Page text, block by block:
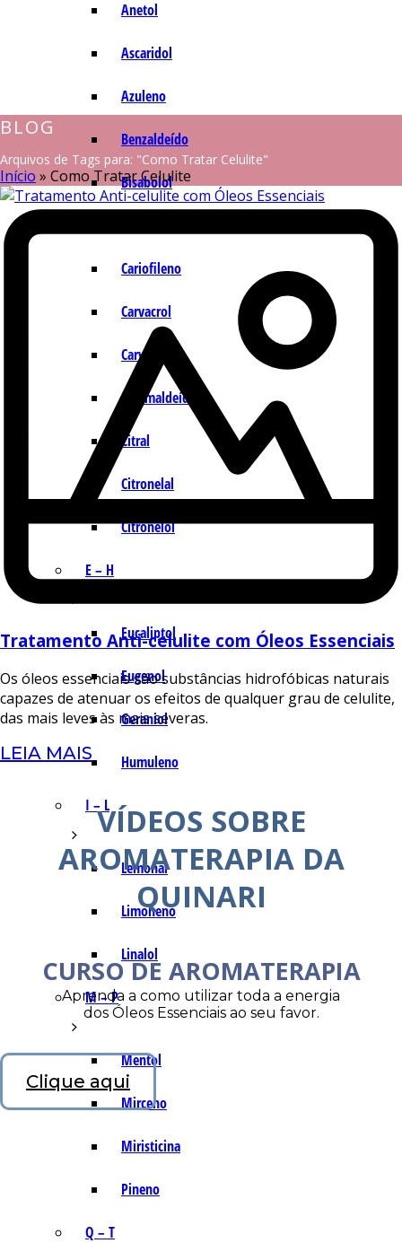
Anetol
Ascaridol
Azuleno
Benzaldeído
Bisabolol
Cariofileno
Carvacrol
Carvona
Cinamaldeído
Citral
Citronelal
Citronelol
E – H
Eucaliptol
Eugenol
Geraniol
Humuleno
I – L
Lemonal
Limoneno
Linalol
M – P
Mentol
Mirceno
Miristicina
Pineno
Q – T
BLOG
Arquivos de Tags para: "Como Tratar Celulite"
Início » Como Tratar Celulite
Tratamento Anti-celulite com Óleos Essenciais
Os óleos essenciais são substâncias hidrofóbicas naturais
capazes de atenuar os efeitos de qualquer grau de celulite,
das mais leves às mais severas.
LEIA MAIS
VÍDEOS SOBRE
AROMATERAPIA DA
QUINARI
CURSO DE AROMATERAPIA
Aprenda a como utilizar toda a energia
dos Óleos Essenciais ao seu favor.
Clique aqui